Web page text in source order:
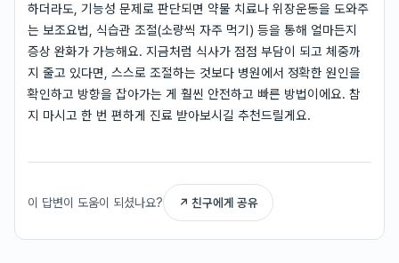
하더라도, 기능성 문제로 판단되면 약물 치료나 위장운동을 도와주
는 보조요법, 식습관 조절(소량씩 자주 먹기) 등을 통해 얼마든지
증상 완화가 가능해요. 지금처럼 식사가 점점 부담이 되고 체중까
지 줄고 있다면, 스스로 조절하는 것보다 병원에서 정확한 원인을
확인하고 방향을 잡아가는 게 훨씬 안전하고 빠른 방법이에요. 참
지 마시고 한 번 편하게 진료 받아보시길 추천드릴게요.
이 답변이 도움이 되셨나요? ↗ 친구에게 공유